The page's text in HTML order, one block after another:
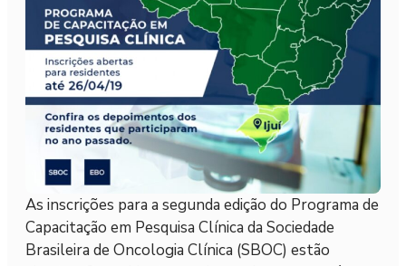
As inscrições para a segunda edição do Programa de
Capacitação em Pesquisa Clínica da Sociedade
Brasileira de Oncologia Clínica (SBOC) estão